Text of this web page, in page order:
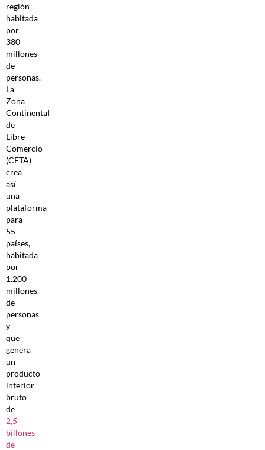
región
habitada
por
380
millones
de
personas.
La
Zona
Continental
de
Libre
Comercio
(CFTA)
crea
así
una
plataforma
para
55
países,
habitada
por
1.200
millones
de
personas
y
que
genera
un
producto
interior
bruto
de
2,5
billones
de